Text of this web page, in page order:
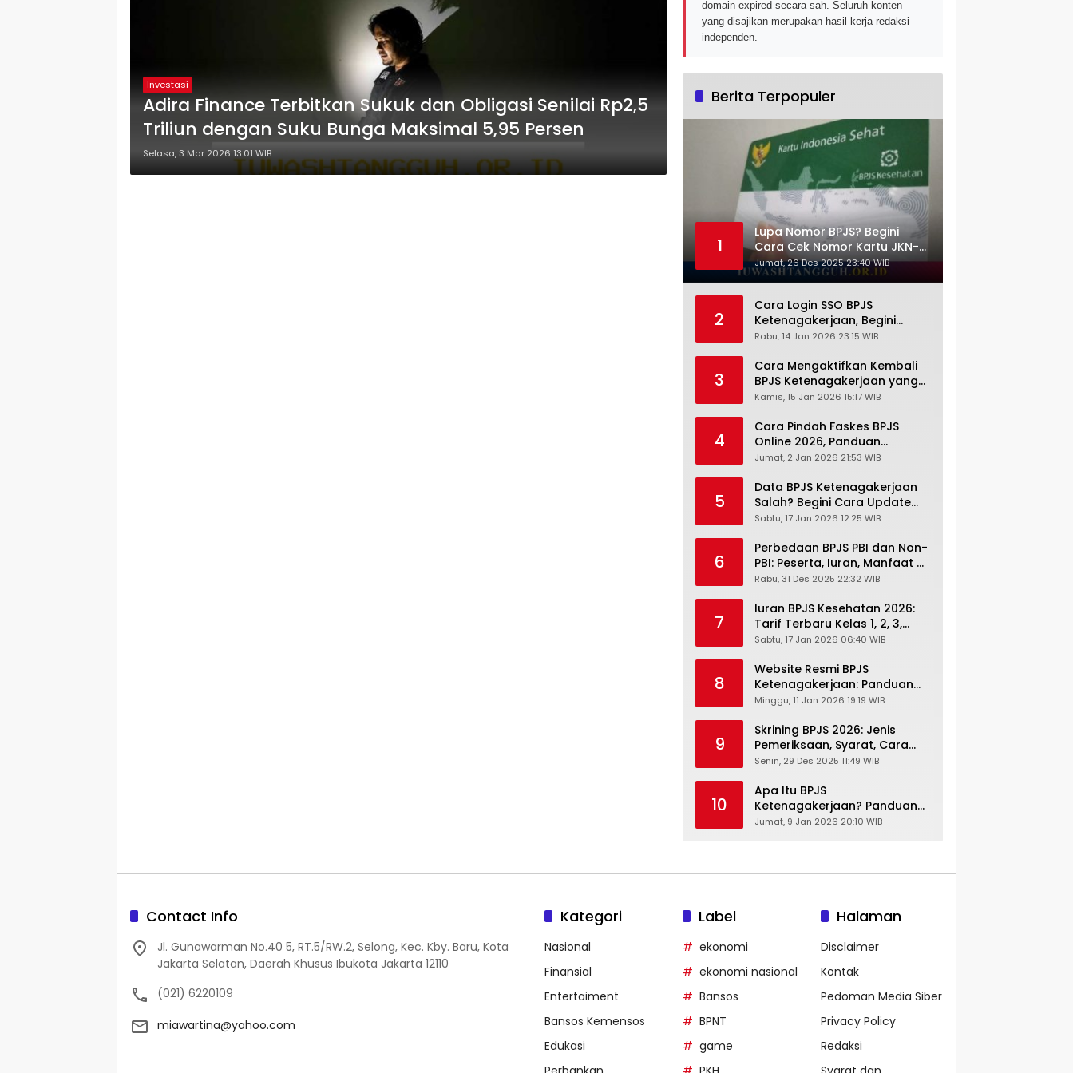
Investasi
Adira Finance Terbitkan Sukuk dan Obligasi Senilai Rp2,5
Triliun dengan Suku Bunga Maksimal 5,95 Persen
Selasa, 3 Mar 2026 13:01 WIB
domain expired secara sah. Seluruh konten
yang disajikan merupakan hasil kerja redaksi
independen.
Berita Terpopuler
1
Lupa Nomor BPJS? Begini
Cara Cek Nomor Kartu JKN-
KIS dengan NIK KTP
Jumat, 26 Des 2025 23:40 WIB
2
Cara Login SSO BPJS
Ketenagakerjaan, Begini
Tutorial Lengkap dan
Rabu, 14 Jan 2026 23:15 WIB
3
Cara Mengaktifkan Kembali
BPJS Ketenagakerjaan yang
Nonaktif, Begini Panduan
Kamis, 15 Jan 2026 15:17 WIB
4
Cara Pindah Faskes BPJS
Online 2026, Panduan
Lengkap via Mobile JKN,
Cabang
Jumat, 2 Jan 2026 21:53 WIB
5
Data BPJS Ketenagakerjaan
Salah? Begini Cara Update
Rekening, Alamat, HP di JMO
Sabtu, 17 Jan 2026 12:25 WIB
6
Perbedaan BPJS PBI dan Non-
PBI: Peserta, Iuran, Manfaat &
Masa Berlaku Terbaru 2026
Rabu, 31 Des 2025 22:32 WIB
7
Iuran BPJS Kesehatan 2026:
Tarif Terbaru Kelas 1, 2, 3,
Cara Bayar, Denda &
JKN-KIS
Sabtu, 17 Jan 2026 06:40 WIB
8
Website Resmi BPJS
Ketenagakerjaan: Panduan
Lengkap Akses dan Fitur
Minggu, 11 Jan 2026 19:19 WIB
9
Skrining BPJS 2026: Jenis
Pemeriksaan, Syarat, Cara
Daftar & Cek Riwayat
Senin, 29 Des 2025 11:49 WIB
10
Apa Itu BPJS
Ketenagakerjaan? Panduan
Lengkap untuk Pekerja dan
Jumat, 9 Jan 2026 20:10 WIB
Contact Info
Jl. Gunawarman No.40 5, RT.5/RW.2, Selong, Kec. Kby. Baru, Kota
Jakarta Selatan, Daerah Khusus Ibukota Jakarta 12110
(021) 6220109
miawartina@yahoo.com
Kategori
Nasional
Finansial
Entertaiment
Bansos Kemensos
Edukasi
Label
ekonomi
ekonomi nasional
Bansos
BPNT
game
Halaman
Disclaimer
Kontak
Pedoman Media Siber
Privacy Policy
Redaksi